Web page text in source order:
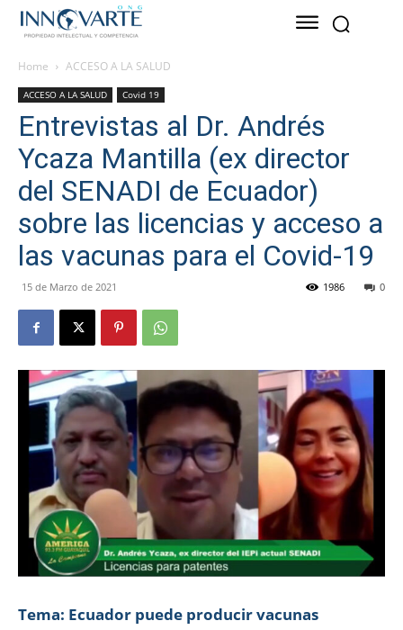
Home ACCESO A LA SALUD
ACCESO A LA SALUD Covid 19
Entrevistas al Dr. Andrés
Ycaza Mantilla (ex director
del SENADI de Ecuador)
sobre las licencias y acceso a
las vacunas para el Covid-19
15 de Marzo de 2021 0
1986
Tema: Ecuador puede producir vacunas